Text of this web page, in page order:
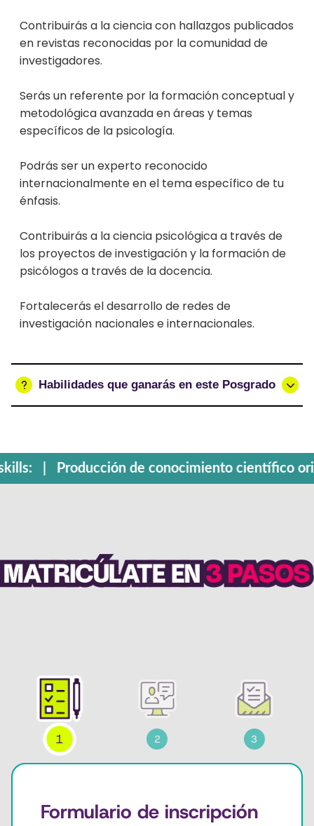
Contribuirás a la ciencia con hallazgos publicados
en revistas reconocidas por la comunidad de
investigadores.
Serás un referente por la formación conceptual y
metodológica avanzada en áreas y temas
específicos de la psicología.
Podrás ser un experto reconocido
internacionalmente en el tema específico de tu
énfasis.
Contribuirás a la ciencia psicológica a través de
los proyectos de investigación y la formación de
psicólogos a través de la docencia.
Fortalecerás el desarrollo de redes de
investigación nacionales e internacionales.
Habilidades que ganarás en este Posgrado
skills: | Producción de
Formulario de inscripción